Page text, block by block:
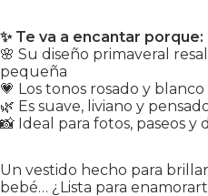
✨ Te va a encantar porque:
🌸 Su diseño primaveral
pequeña
💗 Los tonos rosado y
🌿 Es suave, liviano y
📸 Ideal para fotos, paseos y
Un vestido hecho para
bebé… ¿Lista para